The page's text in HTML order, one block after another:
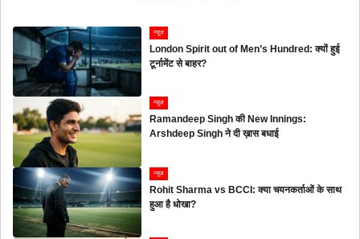
न्यूज
London Spirit out of Men’s Hundred: क्यों हुई
टूर्नामेंट से बाहर?
न्यूज
Ramandeep Singh की New Innings:
Arshdeep Singh ने दी ख़ास बधाई
न्यूज
Rohit Sharma vs BCCI: क्या चयनकर्ताओं के साथ
हुआ है धोखा?